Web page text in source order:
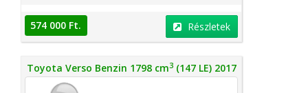
574 000 Ft. Részletek
Toyota Verso Benzin 1798 cm3(147 LE) 2017